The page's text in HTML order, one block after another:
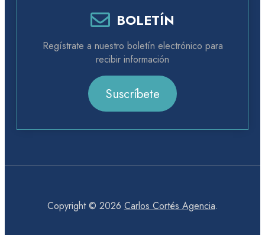
BOLETÍN
Regístrate a nuestro boletín electrónico para
recibir información
Suscríbete
Copyright © 2026 Carlos Cortés Agencia.